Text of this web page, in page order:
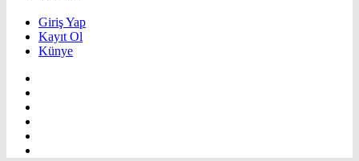
Giriş Yap
Kayıt Ol
Künye